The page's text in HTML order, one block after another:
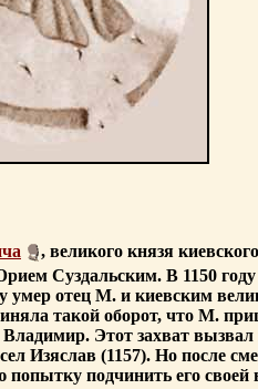
, великого князя
Суздальским. В 1150 году
умер отец М. и киевским
такой оборот, что М.
Этот захват
Изяслав (1157). Но после
попытку подчинить его